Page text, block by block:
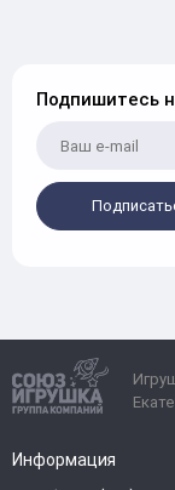
Подпишитесь
Информация